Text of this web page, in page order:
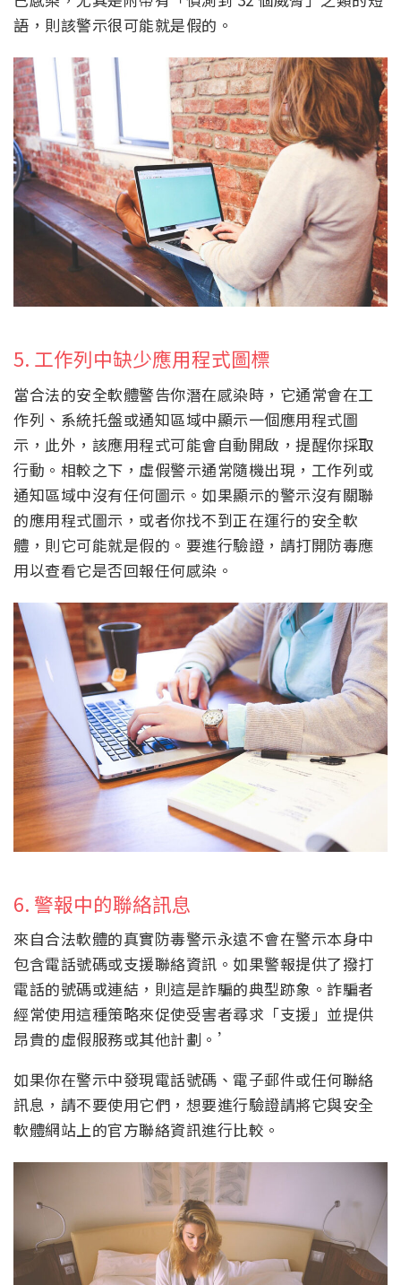
語，則該警示很可能就是假的。
5. 工作列中缺少應用程式圖標
當合法的安全軟體警告你潛在感染時，它通常會在工
作列、系統托盤或通知區域中顯示一個應用程式圖
示，此外，該應用程式可能會自動開啟，提醒你採取
行動。相較之下，虛假警示通常隨機出現，工作列或
通知區域中沒有任何圖示。如果顯示的警示沒有關聯
的應用程式圖示，或者你找不到正在運行的安全軟
體，則它可能就是假的。要進行驗證，請打開防毒應
用以查看它是否回報任何感染。
6. 警報中的聯絡訊息
來自合法軟體的真實防毒警示永遠不會在警示本身中
包含電話號碼或支援聯絡資訊。如果警報提供了撥打
電話的號碼或連結，則這是詐騙的典型跡象。詐騙者
經常使用這種策略來促使受害者尋求「支援」並提供
昂貴的虛假服務或其他計劃。’
如果你在警示中發現電話號碼、電子郵件或任何聯絡
訊息，請不要使用它們，想要進行驗證請將它與安全
軟體網站上的官方聯絡資訊進行比較。